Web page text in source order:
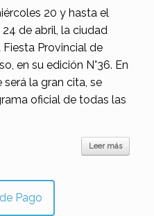
20 y hasta el
de abril, la ciudad
Provincial de
en su edición N°36. En
la gran cita, se
oficial de todas las
Leer más
Pago